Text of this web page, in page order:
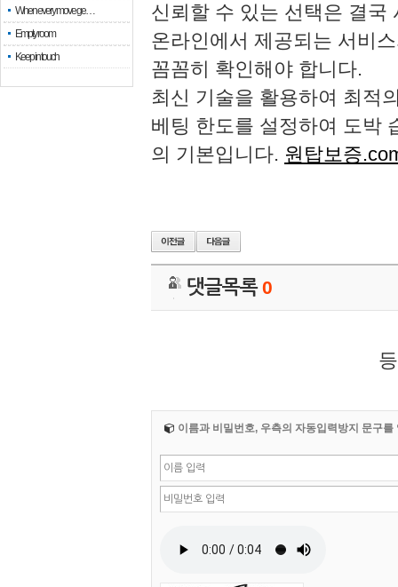
When every move ge…
Empty room
Keep in touch
신뢰할 수 있는 선택은 결국
온라인에서 제공되는 서비
꼼꼼히 확인해야 합니다.
최신 기술을 활용하여 최적
베팅 한도를 설정하여 도박
의 기본입니다. 원탑보증
댓글목록0
이름과 비밀번호, 우측의 자동입력방지 문구를